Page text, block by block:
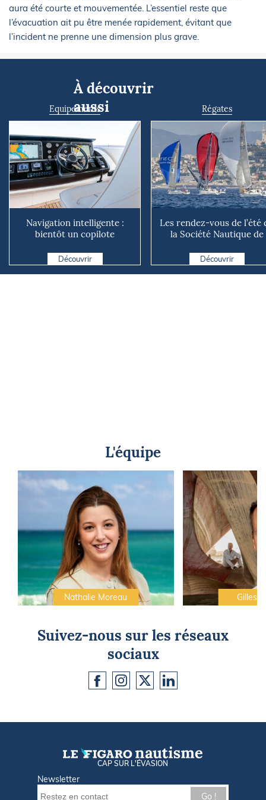
aura été courte et mouvementée. L’essentiel reste que
l’évacuation ait pu être menée rapidement, évitant que
l’incident ne prenne une dimension plus grave.
À découvrir
aussi
Equipements
Navigation intelligente :
bientôt un copilote
Découvrir
Régates
Les rendez-vous de l’été
la Société Nautique de
Découvrir
L'équipe
Nathalie Moreau Gilles
Suivez-nous sur les réseaux
sociaux
CAP SUR L'ÉVASION
Newsletter
Go !